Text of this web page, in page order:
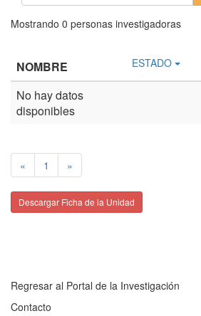
Mostrando 0 personas investigadoras
NOMBRE ESTADO
No hay datos
disponibles
« 1 »
Descargar Ficha de la Unidad
Regresar al Portal de la Investigación
Contacto